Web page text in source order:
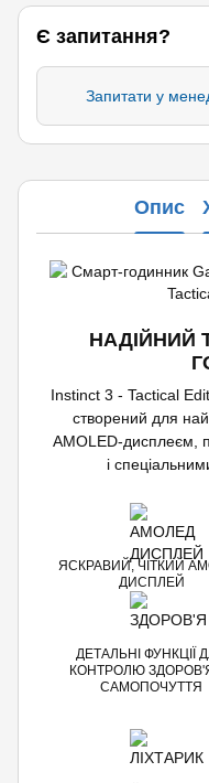
Є запитання?
Запитати у
Опис
НАДІЙНИЙ
Instinct 3 - Tactical
створений для
AMOLED-дисплеєм,
і
ЯСКРАВИЙ, ЧІТКИЙ
ДИСПЛЕЙ
ДЕТАЛЬНІ ФУНКЦІЇ
КОНТРОЛЮ
САМОПОЧУТТЯ